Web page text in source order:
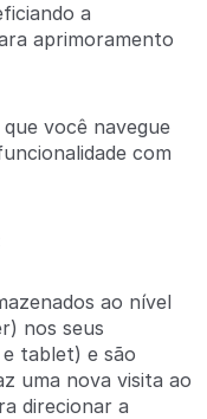
a
aprimoramento
você navegue
com
ao nível
nos seus
tablet) e são
uma nova visita ao
direcionar a